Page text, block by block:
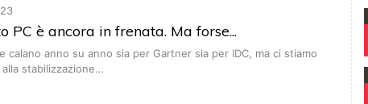
PC è ancora in frenata. Ma forse...
calano anno su anno sia per Gartner sia per IDC, ma ci stiamo
stabilizzazione…